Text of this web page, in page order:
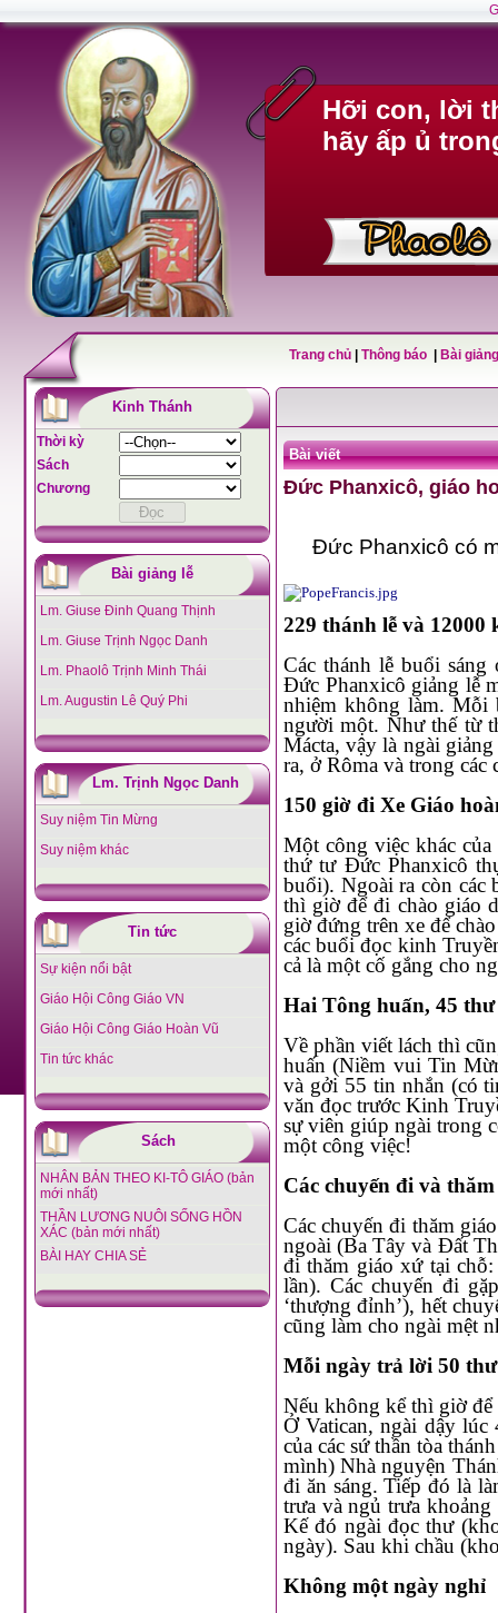
Hỡi con, lời
hãy ấp ủ
Trang chủ Thông báo Bài
Kinh Thánh
Thời kỳ
Sách
Chương
Bài giảng lễ
Lm. Giuse Đinh Quang Thịnh
Lm. Giuse Trịnh Ngọc Danh
Lm. Phaolô Trịnh Minh Thái
Lm. Augustin Lê Quý Phi
Lm. Trịnh Ngọc Danh
Suy niệm Tin Mừng
Suy niệm khác
Tin tức
Sự kiện nổi bật
Giáo Hội Công Giáo VN
Giáo Hội Công Giáo Hoàn Vũ
Tin tức khác
Sách
NHÂN BẢN THEO KI-TÔ GIÁO (bản
mới nhất)
THẦN LƯƠNG NUÔI SỐNG HỒN
XÁC (bản mới nhất)
BÀI HAY CHIA SẺ
Bài viết
Đức Phanxicô, giáo
Đức Phanxicô có
229 thánh lễ và
Các thánh lễ buổi sáng ở Nhà nguyện Thánh Mácta là công việc đầu tiên trong ngày.
Đức Phanxicô giảng lễ mỗi
nhiệm không làm. Mỗi buổi sáng có
người một. Như thế từ tháng 3-2013, ngài đã
Mácta, vậy là ngài giảng bằng chừng ấy lần và chào bắt tay khoảng
150 giờ đi Xe Giáo
Một công việc khác của triều giáo hoàng này là: các buổi tiếp kiến chung mà mỗi sáng
thứ tư Đức Phanxicô thực
buổi). Ngoài ra còn các bài giáo lý ngài
thì giờ để đi chào giáo dân, nhiều hơn các vị tiền nhiệm.
giờ đứng trên xe để chào giáo dân (có khoảng 6 triệu lượt người dự các buổi tiếp kiến và
các buổi đọc kinh Truyền Tin từ tháng 3-2013). Giáo dân rất thích được gặp ngài nhưng
cả là một cố gắng cho
Hai Tông huấn, 45
Về phần viết lách thì cũng không phải ít. Một Thông điệp (Ánh sáng đức tin), một Tông
huấn (Niềm vui Tin Mừng), bốn
và gởi 55 tin nhắn (có tin nhắn bằng vidéo),
văn đọc trước Kinh Truyền Tun ngày chúa nhật ở Quảng trường
sự viên giúp ngài trong công việc này – theo chĩ dẫn của ngài – nhưng dù sao cũng là cả
một công việc!
Các chuyến đi và
Các chuyến đi thăm giáo xứ và các chuyến đi nước ngoài: Đức Phanxicô hai lần ra nước
ngoài (Ba Tây và Đất Thánh) và
đi thăm giáo xứ tại chỗ: các chuyến đi chiều
lần). Các chuyến đi gặp đông đảo giáo dân và các
‘thượng đỉnh’), hết chuyến này đến chuyến kia, hết buổi này đến buổi kia liên tiếp nhau
cũng làm cho ngài mệt
Mỗi ngày trả lời 50
Nếu không kể thì giờ để ngủ và cầu nguyện thì Đức Phanxicô không bao giờ nghỉ ngơi.
Ở Vatican, ngài dậy lúc 4h45
của các sứ thần tòa thánh từ khắp nơi trên thế
mình) Nhà nguyện Thánh Mácta để dâng thánh lễ. Sau khi chào
đi ăn sáng. Tiếp đó là làm việc buổi sáng, tiếp kiến và gặp gỡ. Đến 13 giờ trưa, ngài ăn
trưa và ngủ trưa khoảng nửa
Kế đó ngài đọc thư (khoảng 4000
Không một ngày nghỉ